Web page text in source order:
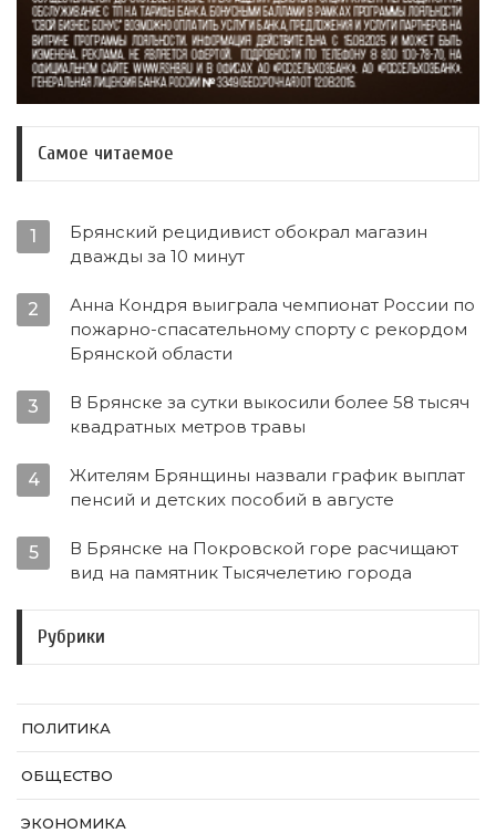
Самое читаемое
1
Брянский рецидивист обокрал магазин
дважды за 10 минут
2
Анна Кондря выиграла чемпионат России по
пожарно-спасательному спорту с рекордом
Брянской области
3
В Брянске за сутки выкосили более 58 тысяч
квадратных метров травы
4
Жителям Брянщины назвали график выплат
пенсий и детских пособий в августе
5
В Брянске на Покровской горе расчищают
вид на памятник Тысячелетию города
Рубрики
ПОЛИТИКА
ОБЩЕСТВО
ЭКОНОМИКА